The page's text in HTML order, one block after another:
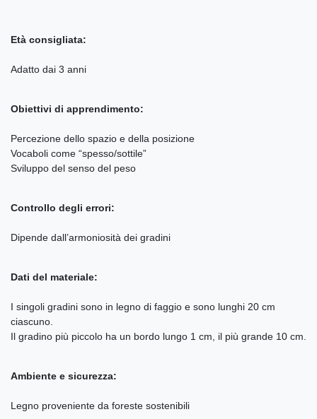
Età consigliata:
Adatto dai 3 anni
Obiettivi di apprendimento:
Percezione dello spazio e della posizione
Vocaboli come “spesso/sottile”
Sviluppo del senso del peso
Controllo degli errori:
Dipende dall’armoniosità dei gradini
Dati del materiale:
I singoli gradini sono in legno di faggio e sono lunghi 20 cm
ciascuno.
Il gradino più piccolo ha un bordo lungo 1 cm, il più grande 10 cm.
Ambiente e sicurezza:
Legno proveniente da foreste sostenibili